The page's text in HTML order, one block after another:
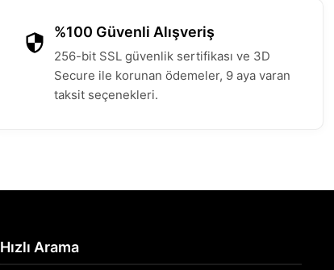
%100 Güvenli Alışveriş
256-bit SSL güvenlik sertifikası ve 3D
Secure ile korunan ödemeler, 9 aya varan
taksit seçenekleri.
Hızlı Arama